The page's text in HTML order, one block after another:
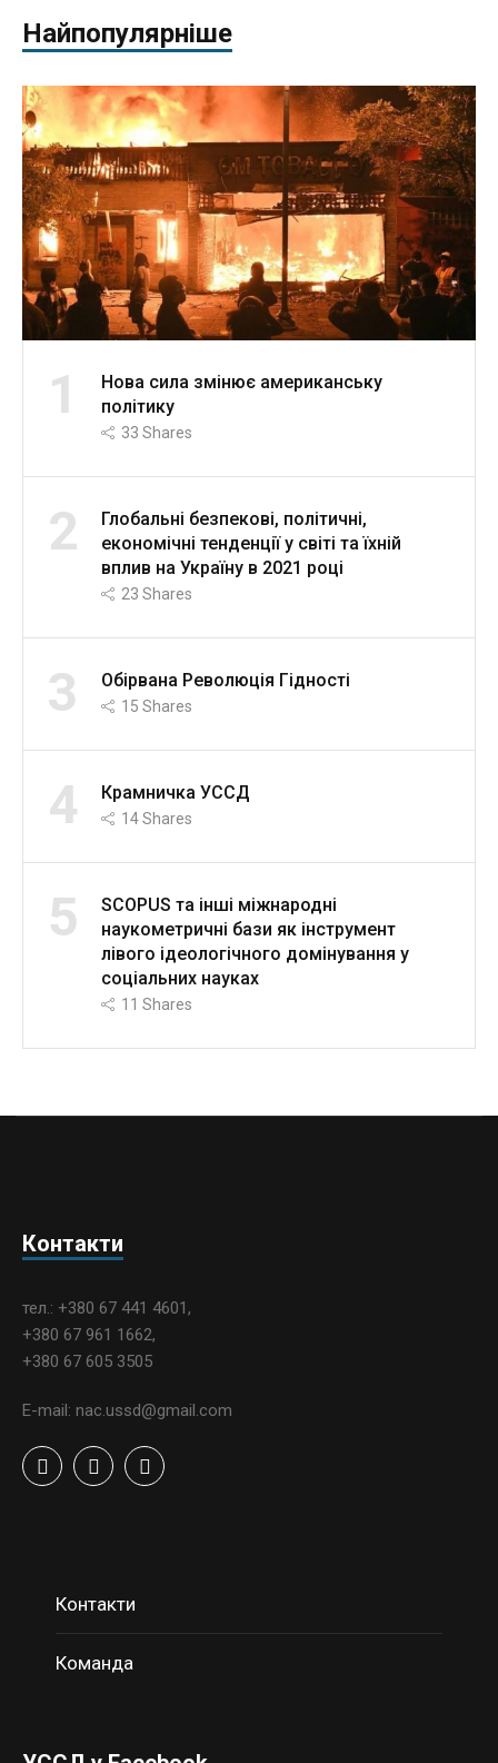
Найпопулярніше
1
Нова сила змінює американську
політику
33 Shares
2
Глобальні безпекові, політичні,
економічні тенденції у світі та їхній
вплив на Україну в 2021 році
23 Shares
3 Обірвана Революція Гідності
15 Shares
4 Крамничка УССД
14Shares
5
SCOPUS та інші міжнародні
наукометричні бази як інструмент
лівого ідеологічного домінування у
соціальних науках
11 Shares
Контакти
тел.: +380 67 441 4601,
+380 67 961 1662,
+380 67 605 3505
E-mail: nac.ussd@gmail.com
Контакти
Команда